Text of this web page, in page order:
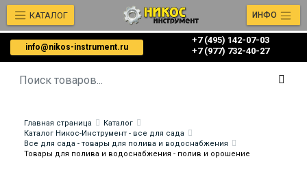
info@nikos-instrument.ru
+7 (495) 142-07-03
‎‎+7 (977) 732-40-27
КАТАЛОГ ИНФО
Главная страница
Каталог
Каталог Никос-Инструмент - все для сада
Все для сада - товары для полива и водоснабжения
Товары для полива и водоснабжения - полив и орошение